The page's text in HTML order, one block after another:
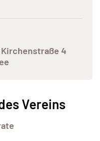
4
Vereins